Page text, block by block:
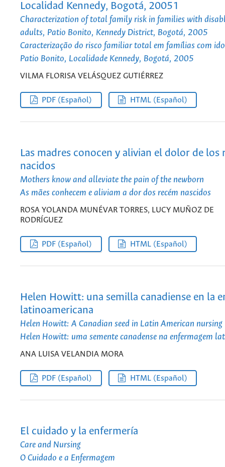
Localidad Kennedy, Bogotá, 20051
Characterization of total family risk in families with
adults, Patio Bonito, Kennedy District, Bogotá, 2005
Caracterização do risco familiar total em famílias com
Patio Bonito, Localidade Kennedy, Bogotá, 2005
VILMA FLORISA VELÁSQUEZ GUTIÉRREZ
PDF (Español) HTML (Español)
Las madres conocen y alivian el dolor de los
nacidos
Mothers know and alleviate the pain of the newborn
As mães conhecem e aliviam a dor dos recém nascidos
ROSA YOLANDA MUNÉVAR TORRES, LUCY MUÑOZ DE
RODRÍGUEZ
PDF (Español) HTML (Español)
Helen Howitt: una semilla canadiense en la
latinoamericana
Helen Howitt: A Canadian seed in Latin American nursing
Helen Howitt: uma semente canadense na enfermagem
ANA LUISA VELANDIA MORA
PDF (Español) HTML (Español)
El cuidado y la enfermería
Care and Nursing
O Cuidado e a Enfermagem